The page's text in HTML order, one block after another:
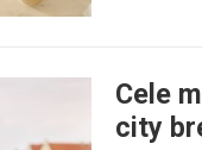
Cele
city